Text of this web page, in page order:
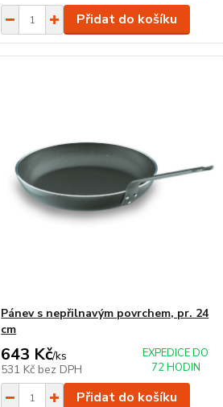
Přidat do košíku
Pánev s nepřilnavým povrchem, pr. 24
cm
643 Kč/ks
531 Kč bez DPH
EXPEDICE DO
72 HODIN
Přidat do košíku